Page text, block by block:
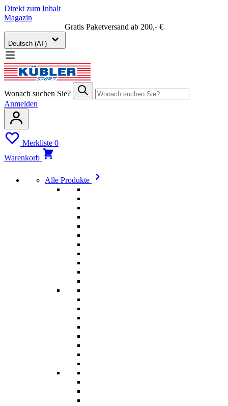
Direkt zum Inhalt
Magazin
Gratis Paketversand ab 200,- €
Deutsch (AT)
Wonach suchen Sie?
Anmelden
Merkliste 0
Warenkorb
Alle Produkte